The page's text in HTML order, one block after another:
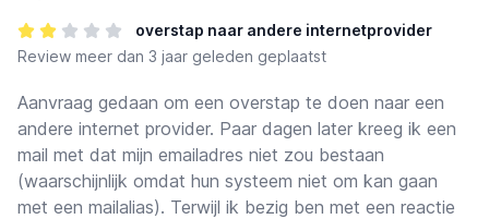
overstap naar andere internetprovider
Review meer dan 3 jaar geleden geplaatst
Aanvraag gedaan om een overstap te doen naar een
andere internet provider. Paar dagen later kreeg ik een
mail met dat mijn emailadres niet zou bestaan
(waarschijnlijk omdat hun systeem niet om kan gaan
met een mailalias). Terwijl ik bezig ben met een reactie